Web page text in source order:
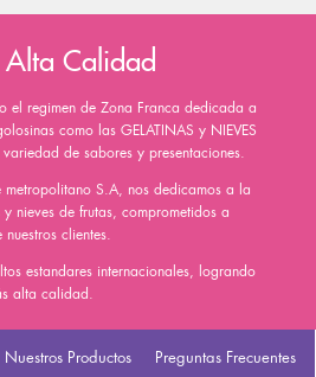
Alta Calidad
el regimen de Zona Franca dedicada a
como las GELATINAS y NIEVES
variedad de sabores y presentaciones.
metropolitano S.A, nos dedicamos a la
nieves de frutas, comprometidos a
clientes.
estandares internacionales, logrando
alta calidad.
Nuestros Productos
Preguntas Frecuentes